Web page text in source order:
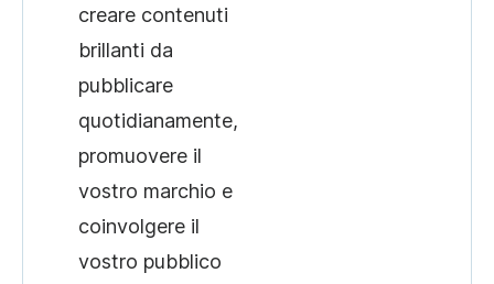
creare contenuti
brillanti da
pubblicare
quotidianamente,
promuovere il
vostro marchio e
coinvolgere il
vostro pubblico